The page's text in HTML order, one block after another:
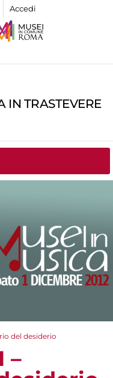
Accedi
IN TRASTEVERE
del desiderio
–